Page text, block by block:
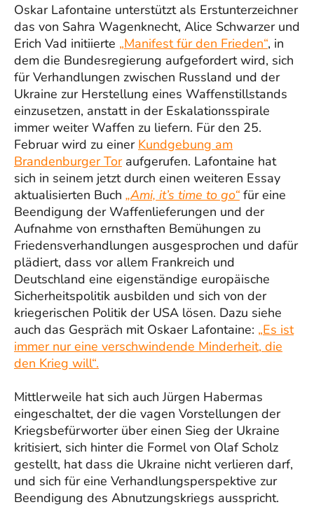
Oskar Lafontaine unterstützt als Erstunterzeichner
das von Sahra Wagenknecht, Alice Schwarzer und
Erich Vad initiierte „Manifest für den Frieden“, in
dem die Bundesregierung aufgefordert wird, sich
für Verhandlungen zwischen Russland und der
Ukraine zur Herstellung eines Waffenstillstands
einzusetzen, anstatt in der Eskalationsspirale
immer weiter Waffen zu liefern. Für den 25.
Februar wird zu einer Kundgebung am
Brandenburger Toraufgerufen. Lafontaine hat
sich in seinem jetzt durch einen weiteren Essay
aktualisierten Buch „Ami, it’s time to go“ für eine
Beendigung der Waffenlieferungen und der
Aufnahme von ernsthaften Bemühungen zu
Friedensverhandlungen ausgesprochen und dafür
plädiert, dass vor allem Frankreich und
Deutschland eine eigenständige europäische
Sicherheitspolitik ausbilden und sich von der
kriegerischen Politik der USA lösen. Dazu siehe
auch das Gespräch mit Oskaer Lafontaine: „Es ist
immer nur eine verschwindende Minderheit, die
den Krieg will“.
Mittlerweile hat sich auch Jürgen Habermas
eingeschaltet, der die vagen Vorstellungen der
Kriegsbefürworter über einen Sieg der Ukraine
kritisiert, sich hinter die Formel von Olaf Scholz
gestellt, hat dass die Ukraine nicht verlieren darf,
und sich für eine Verhandlungsperspektive zur
Beendigung des Abnutzungskriegs ausspricht.